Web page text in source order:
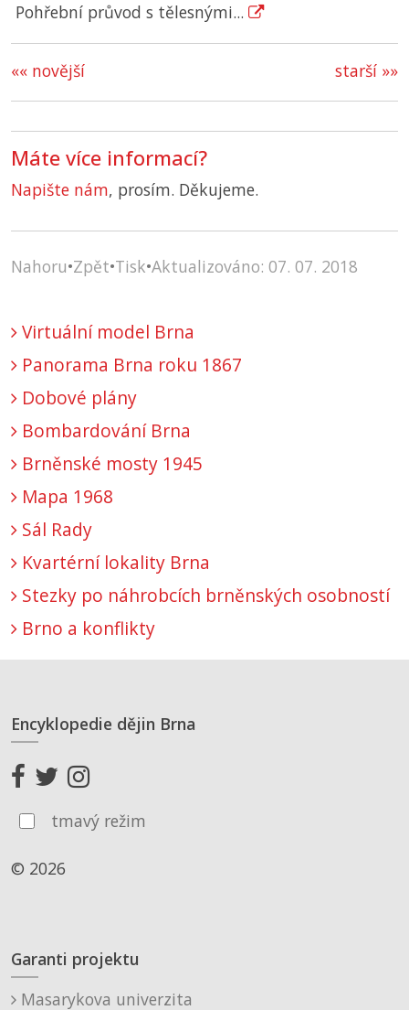
Pohřební průvod s tělesnými...
starší »»
«« novější
Máte více informací?
Napište nám, prosím. Děkujeme.
Nahoru•Zpět•Tisk•Aktualizováno: 07. 07. 2018
Virtuální model Brna
Panorama Brna roku 1867
Dobové plány
Bombardování Brna
Brněnské mosty 1945
Mapa 1968
Sál Rady
Kvartérní lokality Brna
Stezky po náhrobcích brněnských osobností
Brno a konflikty
Encyklopedie dějin Brna
tmavý režim
© 2026
Garanti projektu
Masarykova univerzita